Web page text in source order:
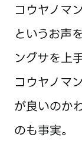
コウヤノマ
というお声
ングサを上
コウヤノマ
が良いのか
のも事実。